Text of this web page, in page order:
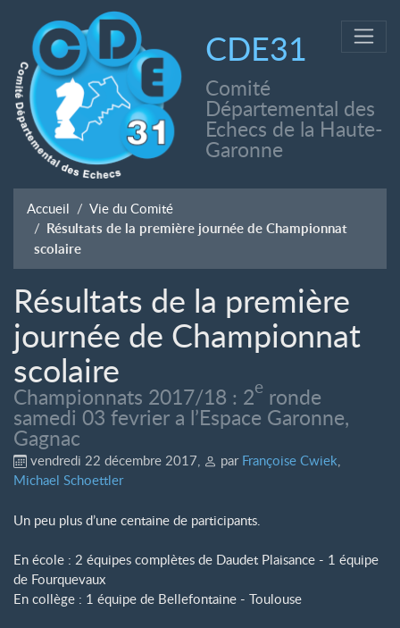
CDE31
Comité
Départemental des
Echecs de la Haute-
Garonne
Accueil Vie du Comité
Résultats de la première journée de Championnat
scolaire
Résultats de la première
journée de Championnat
scolaire
Championnats 2017/18 : 2e ronde
samedi 03 fevrier a l’Espace Garonne,
Gagnac
vendredi 22 décembre 2017, par Françoise Cwiek,
Michael Schoettler
Un peu plus d’une centaine de participants.
En école : 2 équipes complètes de Daudet Plaisance - 1 équipe
de Fourquevaux
En collège : 1 équipe de Bellefontaine - Toulouse